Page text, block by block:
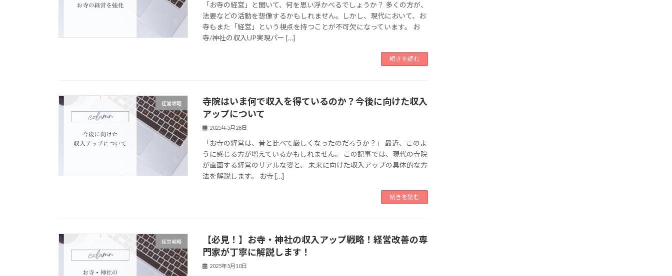
「お寺の経営」と聞いて、何を思い浮かべるでしょうか？ 多くの方が、
法要などの活動を想像するかもしれません。しかし、現代において、お
寺もまた「経営」という視点を持つことが不可欠になっています。 お
寺/神社の収入UP実現パー […]
続きを読む
経営戦略
寺院はいま何で収入を得ているのか？今後に向けた収入
アップについて
2025年5月28日
「お寺の経営は、昔と比べて厳しくなったのだろうか？」 最近、このよ
うに感じる方が増えているかもしれません。 この記事では、現代の寺院
が直面する経営のリアルな姿と、 未来に向けた収入アップの具体的な方
法を解説します。 お寺 […]
続きを読む
経営戦略
【必見！】お寺・神社の収入アップ戦略！経営改善の専
門家が丁寧に解説します！
2025年5月10日